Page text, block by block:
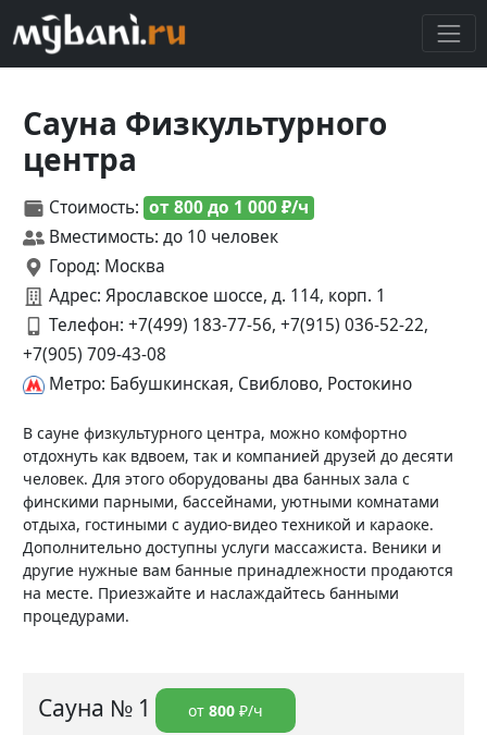
Сауна Физкультурного
центра
Стоимость: от 800 до 1 000 ₽/ч
Вместимость: до 10 человек
Город: Москва
Адрес: Ярославское шоссе, д. 114, корп. 1
Телефон: +7(499) 183-77-56, +7(915) 036-52-22,
+7(905) 709-43-08
Метро: Бабушкинская, Свиблово, Ростокино
В сауне физкультурного центра, можно комфортно
отдохнуть как вдвоем, так и компанией друзей до десяти
человек. Для этого оборудованы два банных зала с
финскими парными, бассейнами, уютными комнатами
отдыха, гостиными с аудио-видео техникой и караоке.
Дополнительно доступны услуги массажиста. Веники и
другие нужные вам банные принадлежности продаются
на месте. Приезжайте и наслаждайтесь банными
процедурами.
Сауна № 1 от 800 ₽/ч